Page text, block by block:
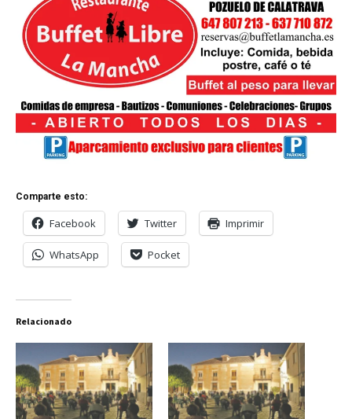
Comparte esto:
Facebook Twitter Imprimir
WhatsApp Pocket
Relacionado